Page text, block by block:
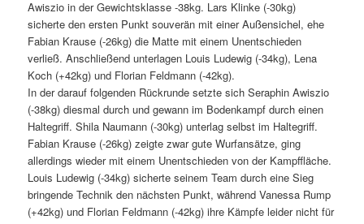
Awiszio in der Gewichtsklasse -38kg. Lars Klinke (-30kg)
sicherte den ersten Punkt souverän mit einer Außensichel, ehe
Fabian Krause (-26kg) die Matte mit einem Unentschieden
verließ. Anschließend unterlagen Louis Ludewig (-34kg), Lena
Koch (+42kg) und Florian Feldmann (-42kg).
In der darauf folgenden Rückrunde setzte sich Seraphin Awiszio
(-38kg) diesmal durch und gewann im Bodenkampf durch einen
Haltegriff. Shila Naumann (-30kg) unterlag selbst im Haltegriff.
Fabian Krause (-26kg) zeigte zwar gute Wurfansätze, ging
allerdings wieder mit einem Unentschieden von der Kampffläche.
Louis Ludewig (-34kg) sicherte seinem Team durch eine Sieg
bringende Technik den nächsten Punkt, während Vanessa Rump
(+42kg) und Florian Feldmann (-42kg) ihre Kämpfe leider nicht für